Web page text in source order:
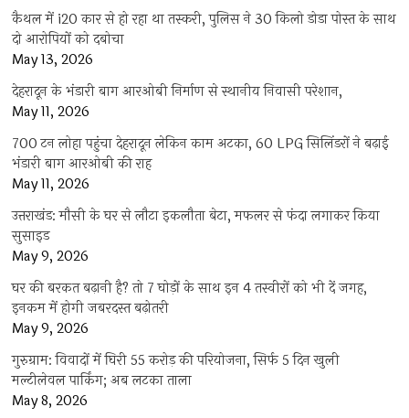
कैथल में i20 कार से हो रहा था तस्करी, पुलिस ने 30 किलो डोडा पोस्त के साथ
दो आरोपियों को दबोचा
May 13, 2026
देहरादून के भंडारी बाग आरओबी निर्माण से स्थानीय निवासी परेशान,
May 11, 2026
700 टन लोहा पहुंचा देहरादून लेकिन काम अटका, 60 LPG सिलिंडरों ने बढ़ाई
भंडारी बाग आरओबी की राह
May 11, 2026
उत्तराखंड: मौसी के घर से लौटा इकलौता बेटा, मफलर से फंदा लगाकर किया
सुसाइड
May 9, 2026
घर की बरकत बढ़ानी है? तो 7 घोड़ों के साथ इन 4 तस्वीरों को भी दें जगह,
इनकम में होगी जबरदस्त बढ़ोतरी
May 9, 2026
गुरुग्राम: विवादों में घिरी 55 करोड़ की परियोजना, सिर्फ 5 दिन खुली
मल्टीलेवल पार्किंग; अब लटका ताला
May 8, 2026